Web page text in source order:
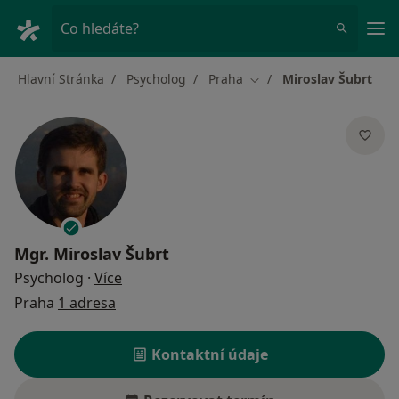
Co hledáte?
Hlavní Stránka Psycholog Praha Změna města
Miroslav Šubrt
Mgr. Miroslav Šubrt
Psycholog · Více
Praha 1 adresa
Kontaktní údaje